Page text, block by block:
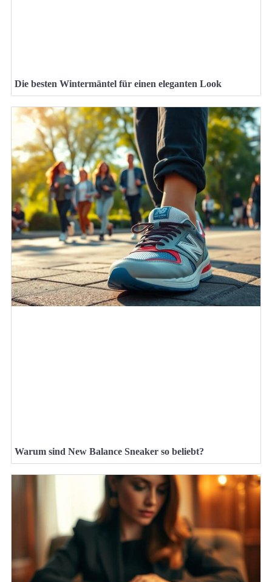
Die besten Wintermäntel für einen eleganten Look
Warum sind New Balance Sneaker so beliebt?